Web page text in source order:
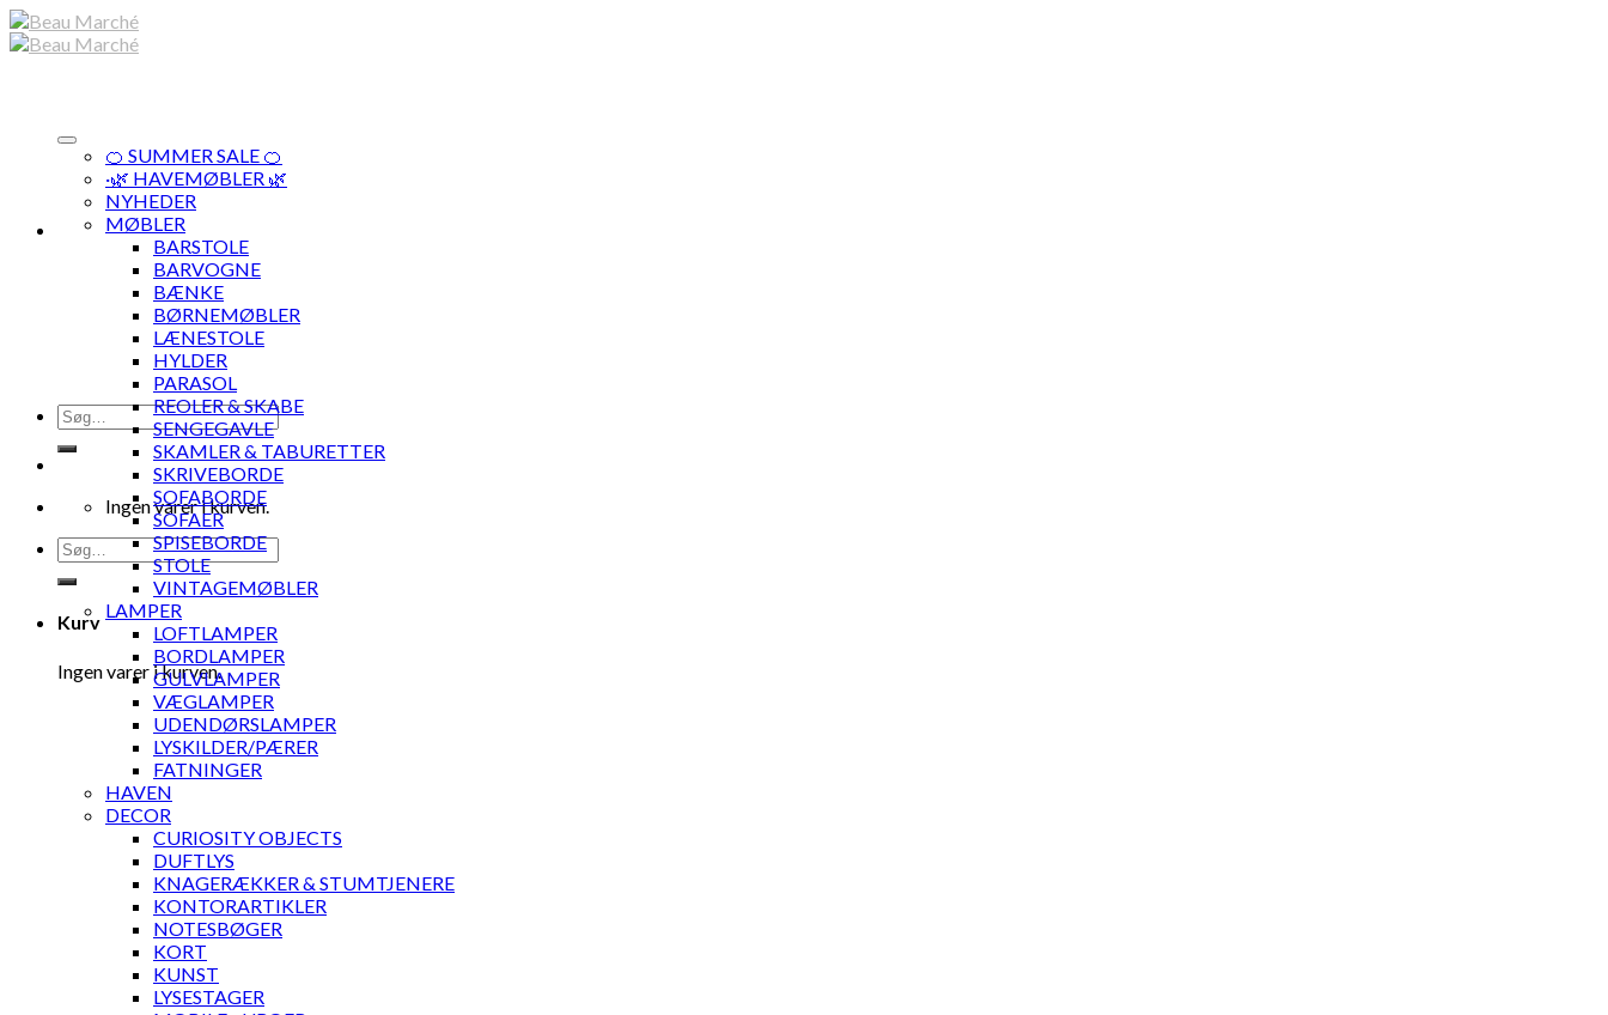
Skip
to
Søg
efter:
Ingen varer i kurven.
Søg
efter:
Kurv
Ingen varer i kurven.
🍊 SUMMER SALE 🍊
·🌿 HAVEMØBLER 🌿
NYHEDER
MØBLER
BARSTOLE
BARVOGNE
BÆNKE
BØRNEMØBLER
LÆNESTOLE
HYLDER
PARASOL
REOLER & SKABE
SENGEGAVLE
SKAMLER & TABURETTER
SKRIVEBORDE
SOFABORDE
SOFAER
SPISEBORDE
STOLE
VINTAGEMØBLER
LAMPER
LOFTLAMPER
BORDLAMPER
GULVLAMPER
VÆGLAMPER
UDENDØRSLAMPER
LYSKILDER/PÆRER
FATNINGER
HAVEN
DECOR
CURIOSITY OBJECTS
DUFTLYS
KNAGERÆKKER & STUMTJENERE
KONTORARTIKLER
NOTESBØGER
KORT
KUNST
LYSESTAGER